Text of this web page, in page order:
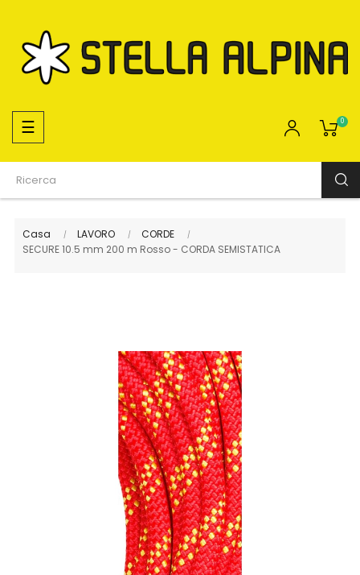
navigazione
Toggle
☰ 0
Casa LAVORO
CORDE
SECURE 10.5 mm 200 m Rosso - CORDA SEMISTATICA